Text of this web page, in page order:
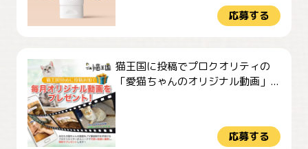
応募する
猫王国に投稿でプロクオリティの
「愛猫ちゃんのオリジナル動画」...
応募する